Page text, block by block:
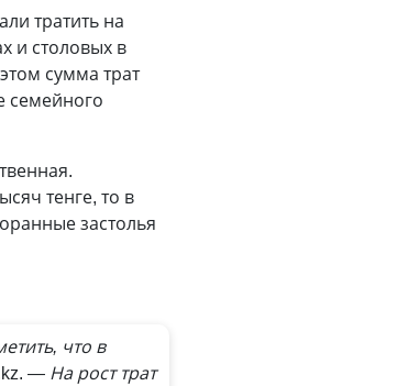
тратить на
и столовых в
сумма трат
семейного
тенге, то в
застолья
что в
— На рост трат